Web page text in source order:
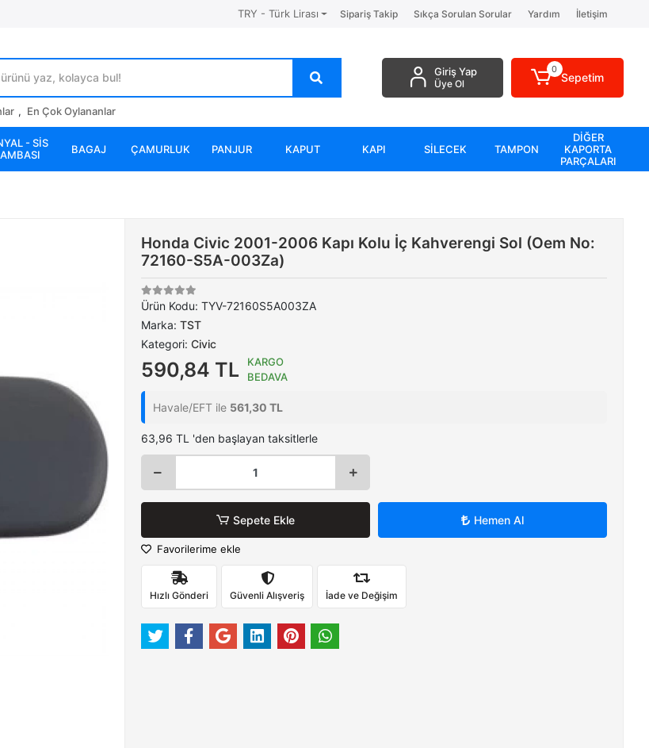
TRY - Türk Lirası Sipariş Takip Sıkça Sorulan Sorular Yardım İletişim
, En Çok Oylananlar
Giriş Yap
Üye Ol
0
Sepetim
- SİS
BAGAJ ÇAMURLUK PANJUR KAPUT KAPI SİLECEK TAMPON
DİĞER
KAPORTA
PARÇALARI
Honda Civic 2001-2006 Kapı Kolu İç Kahverengi Sol (Oem No:
72160-S5A-003Za)
Ürün Kodu: TYV-72160S5A003ZA
Marka: TST
Kategori: Civic
590,84 TL
KARGO
BEDAVA
Havale/EFT ile 561,30 TL
63,96 TL 'den başlayan taksitlerle
Sepete Ekle Hemen Al
Favorilerime ekle
Hızlı Gönderi Güvenli Alışveriş İade ve Değişim